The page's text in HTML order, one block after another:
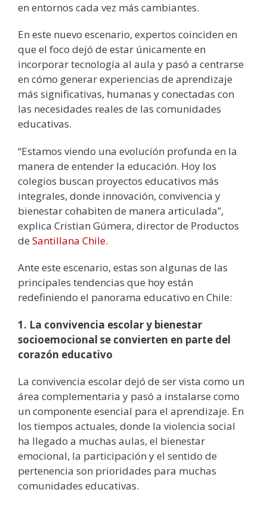
en entornos cada vez más cambiantes.
En este nuevo escenario, expertos coinciden en
que el foco dejó de estar únicamente en
incorporar tecnología al aula y pasó a centrarse
en cómo generar experiencias de aprendizaje
más significativas, humanas y conectadas con
las necesidades reales de las comunidades
educativas.
“Estamos viendo una evolución profunda en la
manera de entender la educación. Hoy los
colegios buscan proyectos educativos más
integrales, donde innovación, convivencia y
bienestar cohabiten de manera articulada”,
explica Cristian Gúmera, director de Productos
de Santillana Chile.
Ante este escenario, estas son algunas de las
principales tendencias que hoy están
redefiniendo el panorama educativo en Chile:
1. La convivencia escolar y bienestar
socioemocional se convierten en parte del
corazón educativo
La convivencia escolar dejó de ser vista como un
área complementaria y pasó a instalarse como
un componente esencial para el aprendizaje. En
los tiempos actuales, donde la violencia social
ha llegado a muchas aulas, el bienestar
emocional, la participación y el sentido de
pertenencia son prioridades para muchas
comunidades educativas.